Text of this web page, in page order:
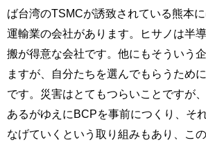
ば台湾のTSMCが誘致されている熊本
運輸業の会社があります。ヒサノは半
搬が得意な会社です。他にもそういう
ますが、自分たちを選んでもらうため
です。災害はとてもつらいことですが
あるがゆえにBCPを事前につくり、そ
なげていくという取り組みもあり、こ